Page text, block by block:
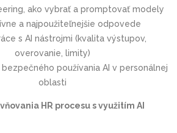
ako vybrať a promptovať modely
a najpoužiteľnejšie odpovede
s AI nástrojmi (kvalita výstupov,
overovanie, limity)
bezpečného používania AI v personálnej
oblasti
HR procesu s využitím AI